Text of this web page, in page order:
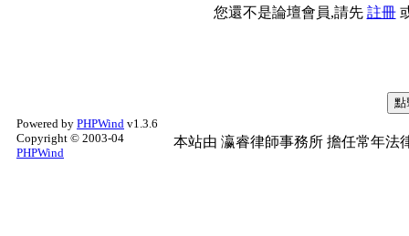
您還不是論壇會員,請先 註冊
Powered by PHPWind v1.3.6
Copyright © 2003-04
PHPWind
本站由 瀛睿律師事務所 擔任常年法